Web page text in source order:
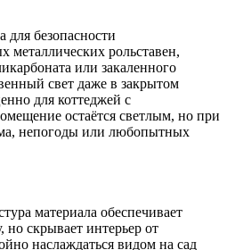
для безопасности
металлических рольставен,
или закаленного
свет даже в закрытом
для коттеджей с
остаётся светлым, но при
непогоды или любопытных
материала обеспечивает
скрывает интерьер от
наслаждаться видом на сад